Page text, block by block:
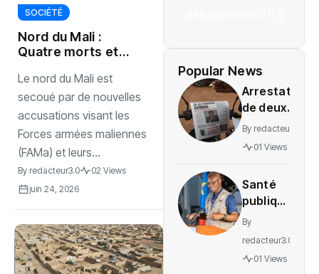
SOCIÉTÉ
Nord du Mali :
Quatre morts et
macabre près de
Tombouctou
Le nord du Mali est
secoué par de nouvelles
accusations visant les
Forces armées maliennes
(FAMa) et leurs...
By redacteur3.0
02 Views
juin 24, 2026
Popular News
Arrestation
de deux
journalistes
au Mali
indignation
By redacteur3.0
01 Views
Santé
publique
: La RDC
des
By
redacteur3.0
01 Views